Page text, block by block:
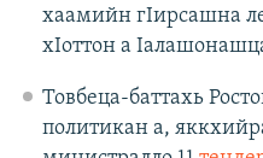
хаамийн гIирсашна
хIоттон а
Товбеца-баттахь
политикан а,